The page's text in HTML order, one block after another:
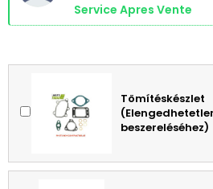
Service Apres Vente
Tömítéskészlet
beszereléséhez)